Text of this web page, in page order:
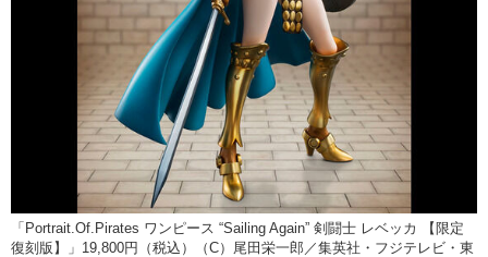
「Portrait.Of.Pirates ワンピース “Sailing Again” 剣闘士 レベッカ 【限定
復刻版】」19,800円（税込）（C）尾田栄一郎／集英社・フジテレビ・東